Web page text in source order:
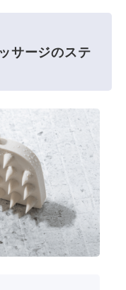
サージのステ